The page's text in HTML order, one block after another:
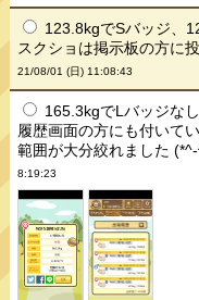
123.8kgでSバッジ、
スクショは掲示板の方に
21/08/01 (日) 11:08:43
165.3kgでLバッジな
履歴画面の方にも付いて
範囲が大分絞れました
8:19:23